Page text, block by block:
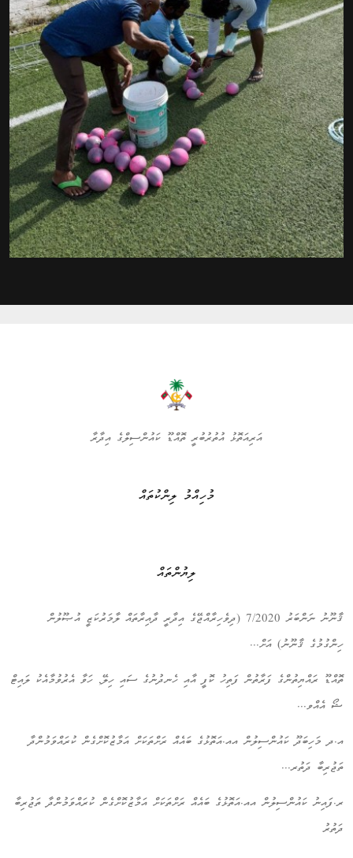
އަރިއަތޮޅު އުތުރުބުރީ ތޮއްޑޫ ކައުންސިލްގެ އިދާރާ
މުހިއްމު ލިންކުތައް
ލިޔުންތައް
ޤާނޫނު ނަންބަރު 7/2020 (ދިވެހިރާއްޖޭގެ އިދާރީ ދާއިރާތައް ލާމަރުކަޒީ އުޞޫލުން
ހިންގުމުގެ ޤާނޫނު) އަށް...
ތޮއްޑޫ ރައްޔިތުންގެ ފަރާތުން ފަތިހު ކޮފީ އާއި ހެނދުނުގެ ސައި ހިލޭ, ހަވާ އެރުވުމާއެކު ލައިޓް
ޝޯ އެއްވ...
އ.ދ މަހިބަދޫ ކައުންސިލުން އއ.އަތޮޅުގެ ބައެއް ރަށްތަކަށް އަމާޒުކޮށްގެން ކުރައްވަމުންދާ
ތަޖުރިބާ ދަތުރ...
ރ.ފައިނު ކައުންސިލުން އއ.އަތޮޅުގެ ބައެއް ރަށްތަކަށް އަމާޒުކޮށްގެން ކުރައްވަމުންދާ ތަޖުރިބާ
ދަތުރު